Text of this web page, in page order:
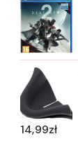
14,99zł